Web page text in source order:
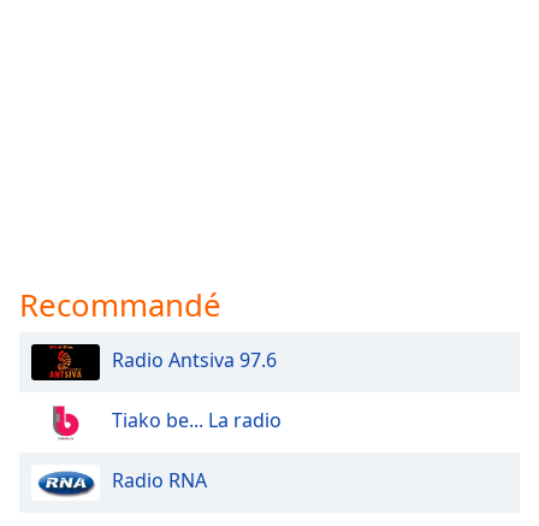
Recommandé
Radio Antsiva 97.6
Tiako be... La radio
Radio RNA